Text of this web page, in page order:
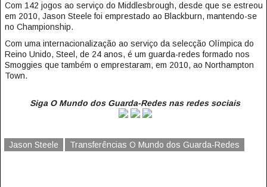
Com 142 jogos ao serviço do Middlesbrough, desde que se estreou
em 2010, Jason Steele foi emprestado ao Blackburn, mantendo-se
no Championship.
Com uma internacionalização ao serviço da selecção Olímpica do
Reino Unido, Steel, de 24 anos, é um guarda-redes formado nos
Smoggies que também o emprestaram, em 2010, ao Northampton
Town.
Siga O Mundo dos Guarda-Redes nas redes sociais
Jason Steele Transferências O Mundo dos Guarda-Redes